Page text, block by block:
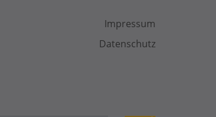
Impressum
Datenschutz